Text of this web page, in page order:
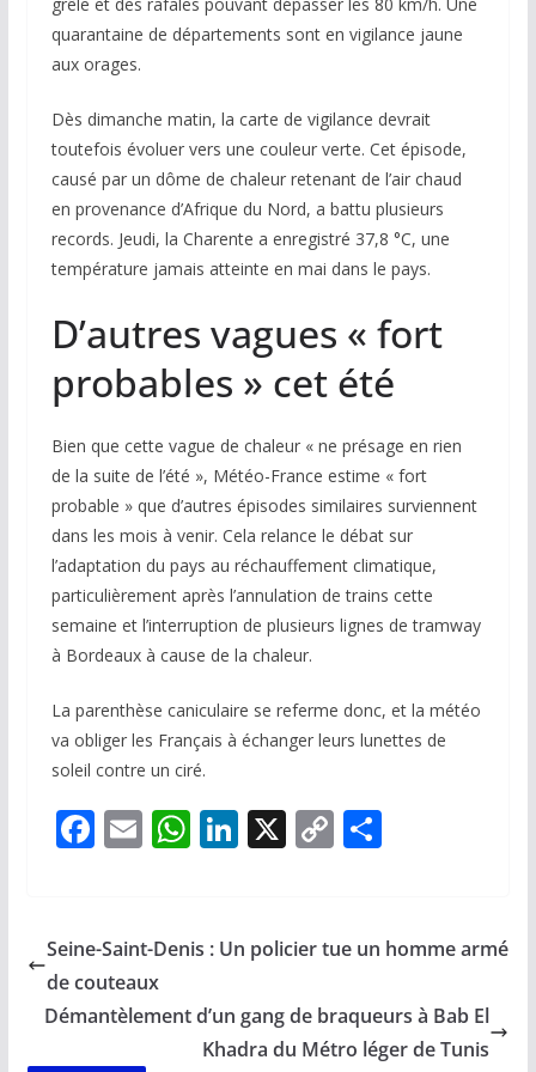
quarantaine de départements sont en vigilance jaune
aux orages.
Dès dimanche matin, la carte de vigilance devrait
toutefois évoluer vers une couleur verte. Cet épisode,
causé par un dôme de chaleur retenant de l’air chaud
en provenance d’Afrique du Nord, a battu plusieurs
records. Jeudi, la Charente a enregistré 37,8 °C, une
température jamais atteinte en mai dans le pays.
D’autres vagues « fort
probables » cet été
Bien que cette vague de chaleur « ne présage en rien
de la suite de l’été », Météo-France estime « fort
probable » que d’autres épisodes similaires surviennent
dans les mois à venir. Cela relance le débat sur
l’adaptation du pays au réchauffement climatique,
particulièrement après l’annulation de trains cette
semaine et l’interruption de plusieurs lignes de tramway
à Bordeaux à cause de la chaleur.
La parenthèse caniculaire se referme donc, et la météo
va obliger les Français à échanger leurs lunettes de
soleil contre un ciré.
F
b
o
o
k
E
l
W
s
p
p
Li
e
n
X C
y
n
k
P
g
Seine-Saint-Denis : Un policier tue un homme armé
de couteaux
Démantèlement d’un gang de braqueurs à Bab El
Khadra du Métro léger de Tunis